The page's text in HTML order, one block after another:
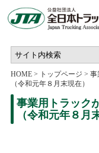
HOME> トップページ > 事
（令和元年８月末現在）
事業用トラック
（令和元年８月